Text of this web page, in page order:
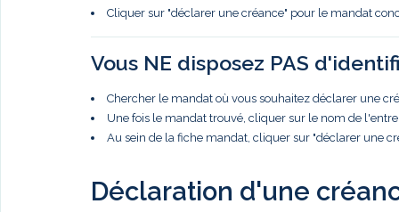
Cliquer sur "déclarer une créance" pour le mandat
Vous NE disposez PAS
Chercher le mandat où vous souhaitez déclarer une
Une fois le mandat trouvé, cliquer sur le nom de
Au sein de la fiche mandat, cliquer sur "déclarer une
Déclaration d'une